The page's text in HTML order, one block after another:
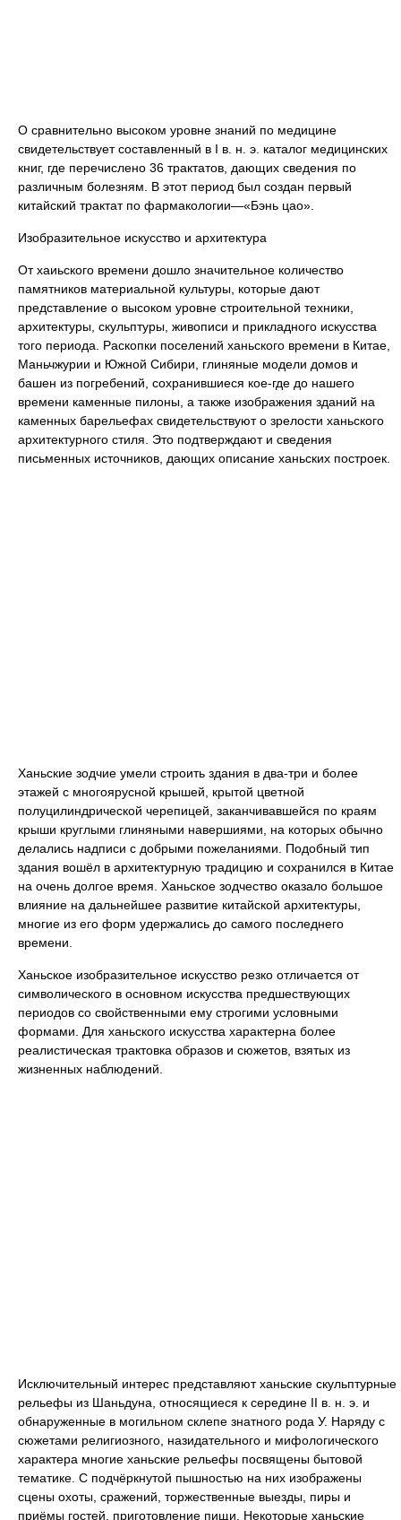
О сравнительно высоком уровне знаний по медицине
свидетельствует составленный в I в. н. э. каталог медицинских
книг, где перечислено 36 трактатов, дающих сведения по
различным болезням. В этот период был создан первый
китайский трактат по фармакологии—«Бэнь цао».
Изобразительное искусство и архитектура
От хаиьского времени дошло значительное количество
памятников материальной культуры, которые дают
представление о высоком уровне строительной техники,
архитектуры, скульптуры, живописи и прикладного искусства
того периода. Раскопки поселений ханьского времени в Китае,
Маньчжурии и Южной Сибири, глиняные модели домов и
башен из погребений, сохранившиеся кое-где до нашего
времени каменные пилоны, а также изображения зданий на
каменных барельефах свидетельствуют о зрелости ханьского
архитектурного стиля. Это подтверждают и сведения
письменных источников, дающих описание ханьских построек.
Ханьские зодчие умели строить здания в два-три и более
этажей с многоярусной крышей, крытой цветной
полуцилиндрической черепицей, заканчивавшейся по краям
крыши круглыми глиняными навершиями, на которых обычно
делались надписи с добрыми пожеланиями. Подобный тип
здания вошёл в архитектурную традицию и сохранился в Китае
на очень долгое время. Ханьское зодчество оказало большое
влияние на дальнейшее развитие китайской архитектуры,
многие из его форм удержались до самого последнего
времени.
Ханьское изобразительное искусство резко отличается от
символического в основном искусства предшествующих
периодов со свойственными ему строгими условными
формами. Для ханьского искусства характерна более
реалистическая трактовка образов и сюжетов, взятых из
жизненных наблюдений.
Исключительный интерес представляют ханьские скульптурные
рельефы из Шаньдуна, относящиеся к середине II в. н. э. и
обнаруженные в могильном склепе знатного рода У. Наряду с
сюжетами религиозного, назидательного и мифологического
характера многие ханьские рельефы посвящены бытовой
тематике. С подчёркнутой пышностью на них изображены
сцены охоты, сражений, торжественные выезды, пиры и
приёмы гостей, приготовление пищи. Некоторые ханьские